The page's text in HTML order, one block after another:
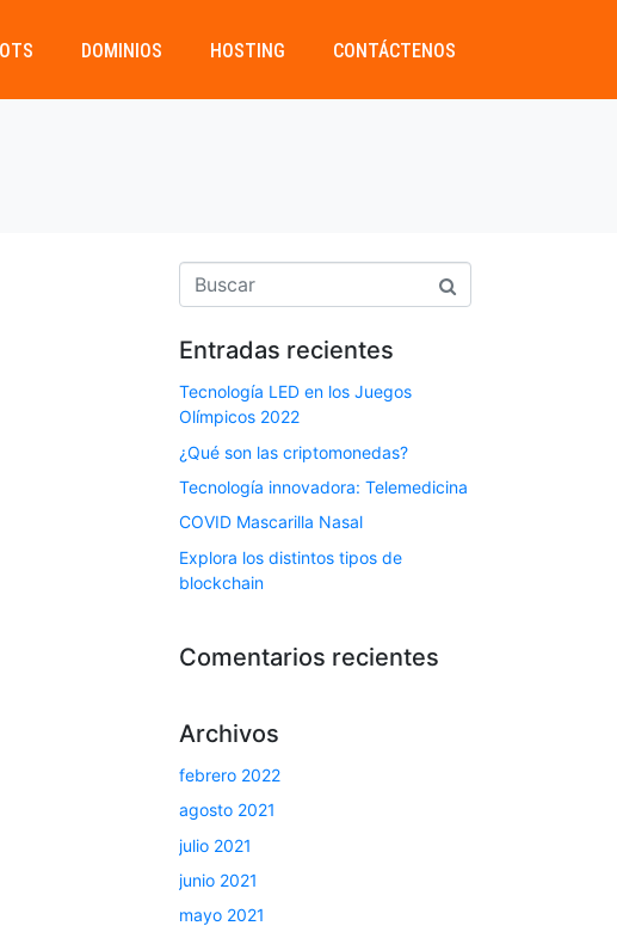
DOMINIOS HOSTING CONTÁCTENOS
Entradas recientes
Tecnología LED en los Juegos
Olímpicos 2022
¿Qué son las criptomonedas?
Tecnología innovadora: Telemedicina
COVID Mascarilla Nasal
Explora los distintos tipos de
blockchain
Comentarios recientes
Archivos
febrero 2022
agosto 2021
julio 2021
junio 2021
mayo 2021